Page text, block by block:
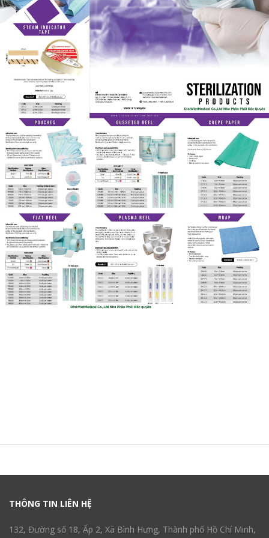
THÔNG TIN LIÊN HỆ
132, Đường số 18, Ấp 2, Xã Bình Hưng, Thành phố Hồ Chí Minh,